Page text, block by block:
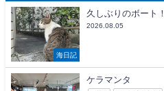
海日記
久しぶりのボート！
2026.08.05
ケラマンタ